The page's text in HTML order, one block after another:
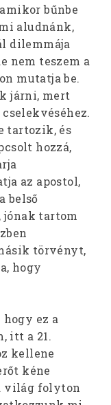
bűnbe
aludnánk,
dilemmája
nem teszem a
mutatja be.
járni, mert
tartozik, és
hozzá,
az apostol,
belső
jónak tartom
törvényt,
hogy
ez a
itt a 21.
kellene
kéne
világ folyton